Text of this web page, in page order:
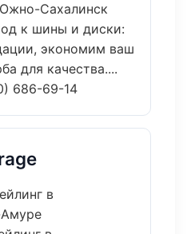
Сахалинск
к шины и диски:
экономим ваш
для качества....
686-69-14
в